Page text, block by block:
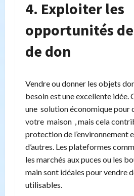
4. Exploiter les
opportunités
de don
Vendre ou donner les objets
besoin est une excellente idée.
une solution économique pour
votre maison , mais cela
protection de l’environnement
d’autres. Les plateformes
les marchés aux puces ou les
main sont idéales pour vendre
utilisables.